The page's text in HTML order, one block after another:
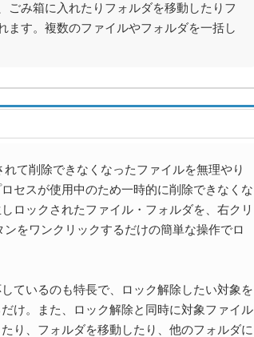
ごみ箱に入れたりフォルダを移動したりフ
ます。複数のファイルやフォルダを一括し
て削除できなくなったファイルを無理やり
セスが使用中のため一時的に削除できなくな
ロックされたファイル・フォルダを、右クリ
をワンクリックするだけの簡単な操作でロ
ているのも特長で、ロック解除したい対象を
け。また、ロック解除と同時に対象ファイル
り、フォルダを移動したり、他のフォルダに